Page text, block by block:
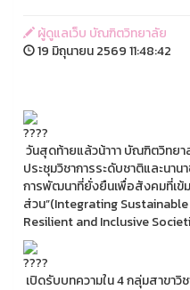
ผู้ดูแลเว็บ บัณฑิตวิทยาลัย
19 มิถุนายน 2569 11:48:42
วันสุดท้ายแล้วน้าาา บัณฑิตวิทย
ประชุมวิชาการระดับชาติและนา
การพัฒนาที่ยั่งยืนเพื่อสังคมที่เข้
ส่วน”(Integrating
Resilient and Inclusive
เปิดรับบทความใน 4 กลุ่มสาขาวิ